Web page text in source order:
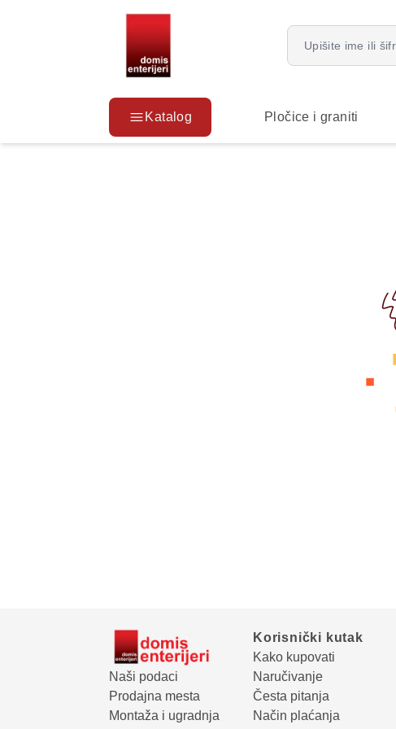
Katalog Pločice i graniti
Naši podaci
Prodajna mesta
Montaža i ugradnja
Korisnički kutak
Kako kupovati
Naručivanje
Česta pitanja
Način plaćanja